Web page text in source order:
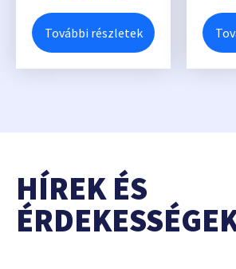
További részletek
HÍREK ÉS